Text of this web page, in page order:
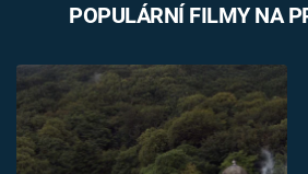
POPULÁRNÍ FILMY NA